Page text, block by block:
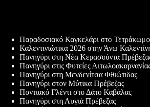
Παραδοσιακό Καγκελάρι στο
Καλεντινιώτικα 2026 στην Άνω
Πανηγύρι στη Νέα Κερασούντα
Πανηγύρι στις Φυτείες
Πανηγύρι στη Μενδενίτσα Φθιώτιδας
Πανηγύρι στον Μύτικα Πρέβεζας
Ποντιακό Γλέντι στο Δάτο Καβάλας
Πανηγύρι στη Λυγιά Πρέβεζας